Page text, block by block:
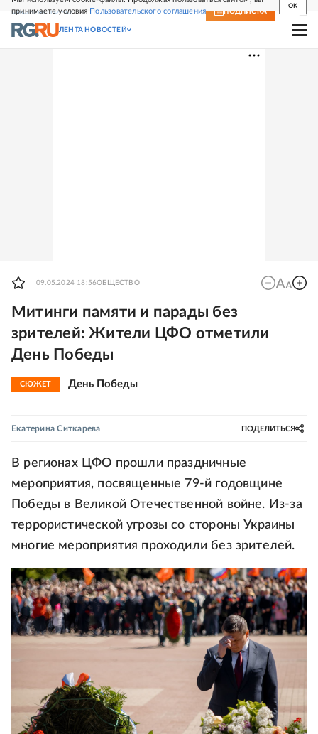
принимаете условия Пользовательского соглашения
OK
СВЕЖИЙ НОМЕР ПОДПИСКА
ЛЕНТА НОВОСТЕЙ
09.05.2024 18:56ОБЩЕСТВО
Митинги памяти и парады без
зрителей: Жители ЦФО отметили
День Победы
СЮЖЕТ День Победы
Екатерина Ситкарева ПОДЕЛИТЬСЯ
В регионах ЦФО прошли праздничные
мероприятия, посвященные 79-й годовщине
Победы в Великой Отечественной войне. Из-за
террористической угрозы со стороны Украины
многие мероприятия проходили без зрителей.